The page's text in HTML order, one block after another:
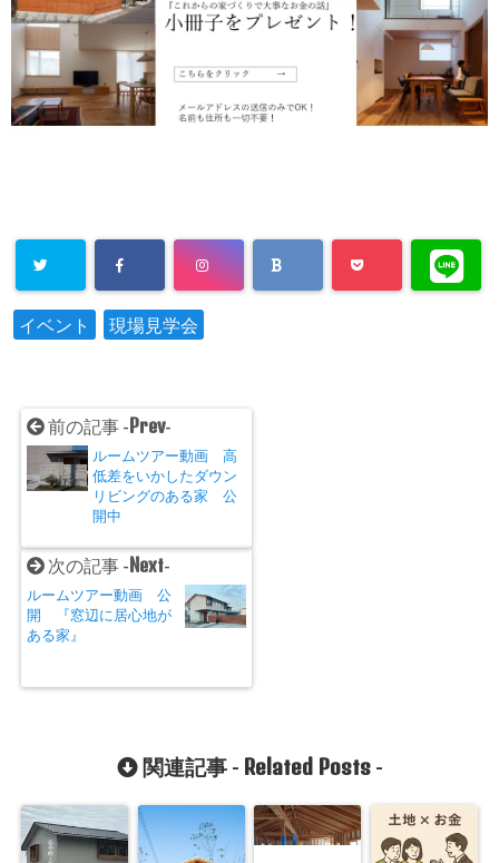
イベント 現場見学会
前の記事 - Prev-
ルームツアー動画 高
低差をいかしたダウン
リビングのある家 公
開中
次の記事 - Next-
ルームツアー動画 公
開 『窓辺に居心地が
ある家』
関連記事 - Related Posts-